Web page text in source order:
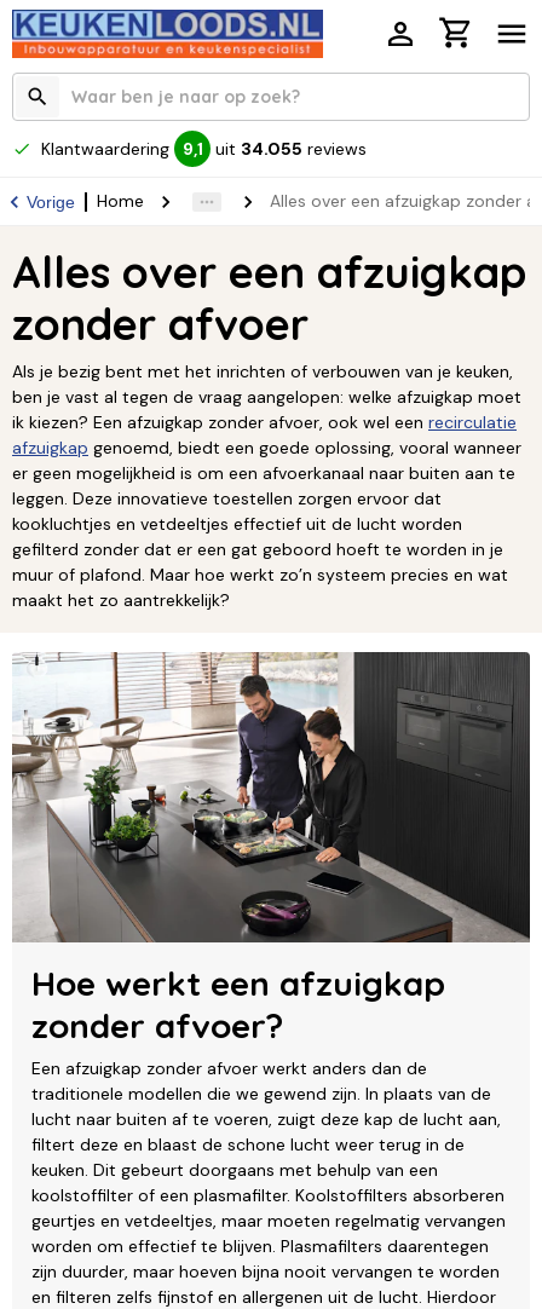
Klantwaardering 9,1 uit 34.055 reviews
Vorige Home Alles over een afzuigkap zonder
Alles over een afzuigkap
zonder afvoer
Als je bezig bent met het inrichten of verbouwen van je keuken,
ben je vast al tegen de vraag aangelopen: welke afzuigkap moet
ik kiezen? Een afzuigkap zonder afvoer, ook wel een recirculatie
afzuigkap genoemd, biedt een goede oplossing, vooral wanneer
er geen mogelijkheid is om een afvoerkanaal naar buiten aan te
leggen. Deze innovatieve toestellen zorgen ervoor dat
kookluchtjes en vetdeeltjes effectief uit de lucht worden
gefilterd zonder dat er een gat geboord hoeft te worden in je
muur of plafond. Maar hoe werkt zo’n systeem precies en wat
maakt het zo aantrekkelijk?
Hoe werkt een afzuigkap
zonder afvoer?
Een afzuigkap zonder afvoer werkt anders dan de
traditionele modellen die we gewend zijn. In plaats van de
lucht naar buiten af te voeren, zuigt deze kap de lucht aan,
filtert deze en blaast de schone lucht weer terug in de
keuken. Dit gebeurt doorgaans met behulp van een
koolstoffilter of een plasmafilter. Koolstoffilters absorberen
geurtjes en vetdeeltjes, maar moeten regelmatig vervangen
worden om effectief te blijven. Plasmafilters daarentegen
zijn duurder, maar hoeven bijna nooit vervangen te worden
en filteren zelfs fijnstof en allergenen uit de lucht. Hierdoor